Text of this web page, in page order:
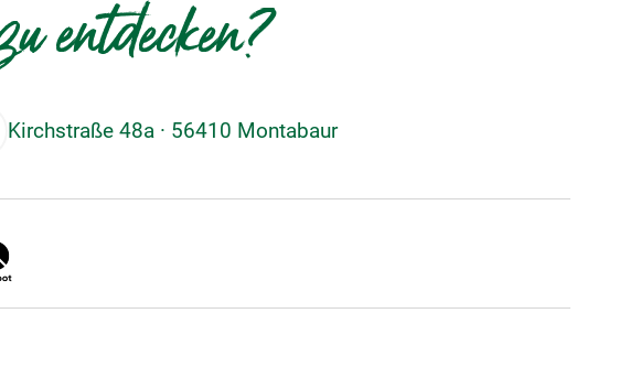
entdecken?
Kirchstraße 48a · 56410 Montabaur